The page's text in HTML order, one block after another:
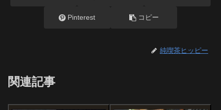
Pinterest コピー
純喫茶ヒッピー
関連記事